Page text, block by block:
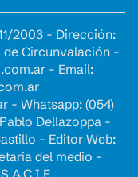
2003 - Dirección:
de Circunvalación -
- Email:
- Whatsapp: (054)
Dellazoppa -
- Editor Web:
del medio -